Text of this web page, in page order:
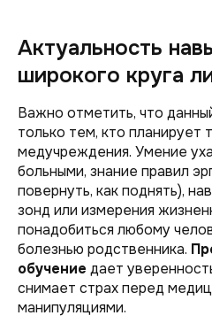
Актуальность
широкого круга
Важно отметить, что
только тем, кто планирует
медучреждения. Умение
больными, знание правил
повернуть, как поднять),
зонд или измерения
понадобиться любому
болезнью родственника.
обучение дает
снимает страх перед
манипуляциями.